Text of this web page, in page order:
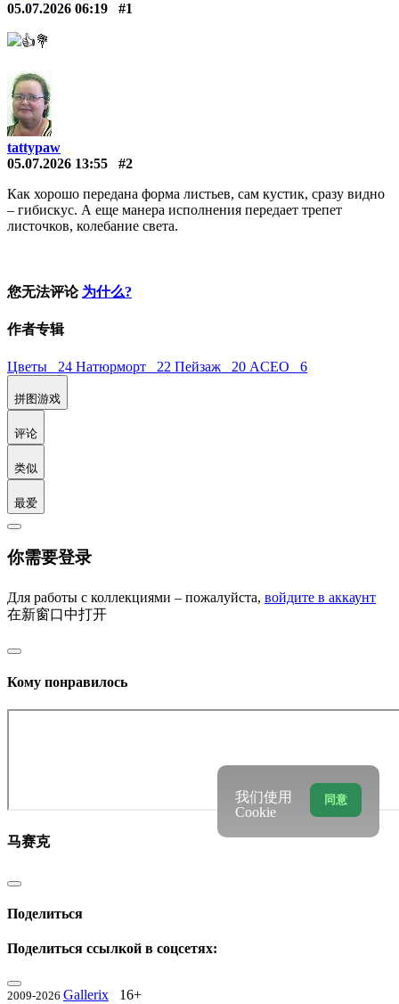
05.07.2026 06:19
#1
👍💐
tattypaw
05.07.2026 13:55
#2
Как хорошо передана форма листьев, сам кустик, сразу видно
– гибискус. А еще манера исполнения передает трепет
листочков, колебание света.
您无法评论 为什么?
作者专辑
Цветы 24 Натюрморт 22 Пейзаж 20 ACEO 6
拼图游戏
评论
类似
最爱
你需要登录
Для работы с коллекциями – пожалуйста, войдите в аккаунт
在新窗口中打开
Кому понравилось
马赛克
Поделиться
Поделиться ссылкой в соцсетях:
2009-2026 Gallerix 16+
同意
我们使用
Cookie